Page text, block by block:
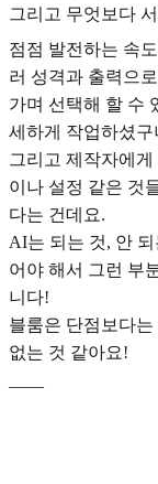
그리고 무엇보다
점점 발전하는 속
러 성격과 출력으
가며 선택해 할 수
세하게 작업하셨
그리고 제작자에
이나 설정 같은 것
다는 건데요.
AI는 되는 것, 안
어야 해서 그런 부
니다!
블룸은 단점보다
없는 것 같아요!